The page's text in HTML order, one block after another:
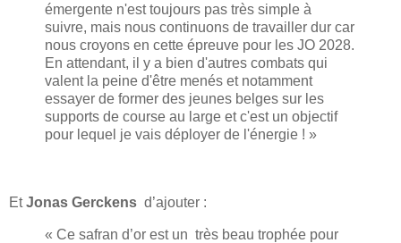
émergente n'est toujours pas très simple à
suivre, mais nous continuons de travailler dur car
nous croyons en cette épreuve pour les JO 2028.
En attendant, il y a bien d'autres combats qui
valent la peine d'être menés et notamment
essayer de former des jeunes belges sur les
supports de course au large et c'est un objectif
pour lequel je vais déployer de l'énergie ! »
EtJonas Gerckens d’ajouter :
« Ce safran d’or est un très beau trophée pour